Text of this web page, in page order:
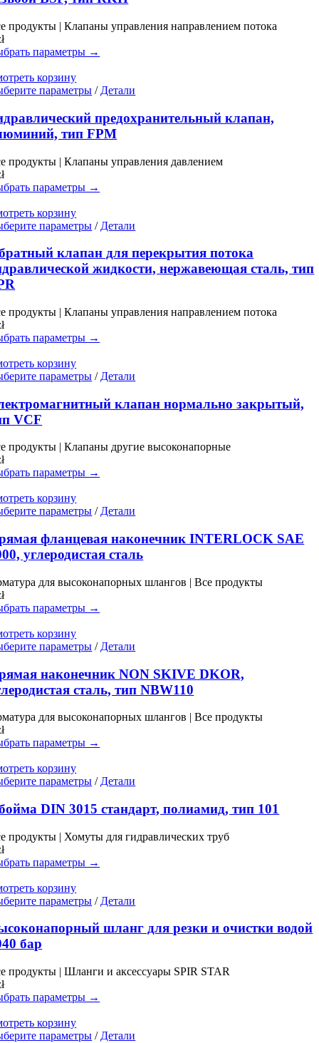
вариаций.
можно
на
продукты | Клапаны управления направлением потока
параметры →
корзину
параметры Этот
имеет
несколько
вариаций.
можно
на
/ Детали
предохранительный клапан,
тип FPM
продукты | Клапаны управления давлением
параметры →
корзину
параметры Этот
имеет
несколько
вариаций.
выбрать
странице
/ Детали
клапан для перекрытия потока
жидкости, нержавеющая сталь, тип
продукты | Клапаны управления направлением потока
параметры →
корзину
параметры Этот
имеет
несколько
можно
на
/ Детали
клапан нормально закрытый,
VCF
продукты | Клапаны другие высоконапорные
параметры →
корзину
параметры Этот
имеет
несколько
вариаций.
можно
на
/ Детали
фланцевая наконечник INTERLOCK SAE
углеродистая сталь
для высоконапорных шлангов | Все продукты
параметры →
корзину
параметры Этот
имеет
несколько
вариаций.
можно
на
/ Детали
наконечник NON SKIVE DKOR,
сталь, тип NBW110
для высоконапорных шлангов | Все продукты
параметры →
корзину
параметры Этот
имеет
несколько
Опции
выбрать
странице
товара.
/ Детали
DIN 3015 стандарт, полиамид, тип 101
продукты | Хомуты для гидравлических труб
параметры →
корзину
параметры Этот
имеет
можно
на
/ Детали
шланг для резки и очистки водой
бар
продукты | Шланги и аксессуары SPIR STAR
параметры →
корзину
параметры Этот
/ Детали